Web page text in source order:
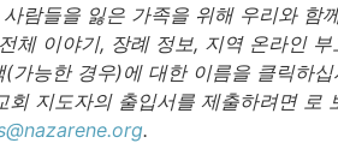
람들을 잃은 가족을 위해 우리와 함
체 이야기, 장례 정보, 지역 온라인 부
(가능한 경우)에 대한 이름을 클릭하십
회 지도자의 출입서를 제출하려면 로
.